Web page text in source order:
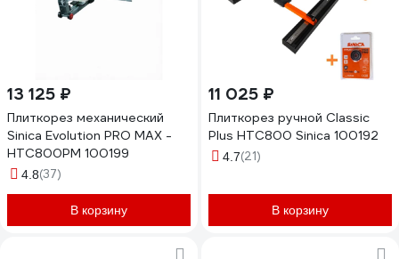
13 125 ₽
Плиткорез механический
Sinica Evolution PRO MAX -
HTC800PM 100199
4.8(37)
В корзину
11 025 ₽
Плиткорез ручной Classic
Plus HTC800 Sinica 100192
4.7(21)
В корзину